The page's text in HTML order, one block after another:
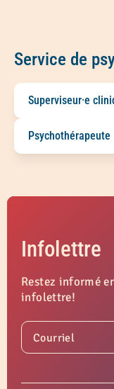
Service de
Superviseur·e
par semaine.
complète.
Psychothérapeute
complète.
Infolettre
Restez informé
infolettre!
Courriel